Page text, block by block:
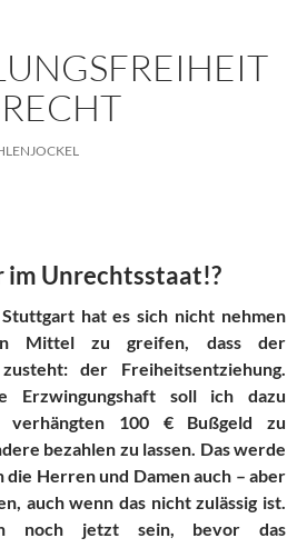
Unrechtsstaat!?
hat es sich nicht nehmen
Mittel zu greifen, dass der
der Freiheitsentziehung.
Erzwingungshaft soll ich dazu
verhängten 100 € Bußgeld zu
bezahlen zu lassen. Das werde
die Herren und Damen auch – aber
auch wenn das nicht zulässig ist.
noch jetzt sein, bevor das